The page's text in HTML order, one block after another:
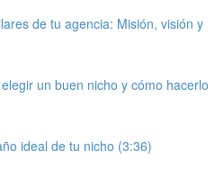
de tu agencia: Misión, visión y
un buen nicho y cómo hacerlo
ideal de tu nicho (3:36)